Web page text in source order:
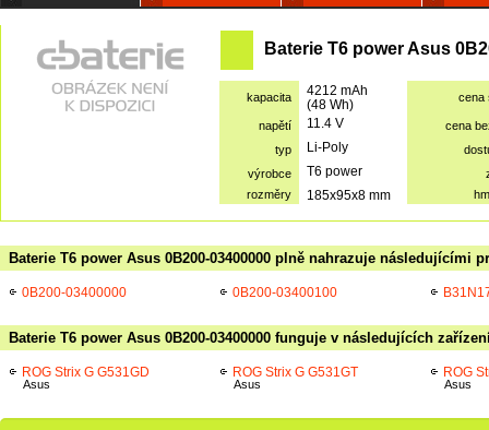
Baterie T6 power Asus
kapacita
4212 mAh
(48 Wh)
cena
napětí 11.4 V
cena
typ
Li-Poly
výrobce
T6 power
rozměry
185x95x8 mm
Baterie T6 power Asus 0B200-03400000 plně nahrazuje následujícími
0B200-03400000 0B200-03400100
Baterie T6 power Asus 0B200-03400000 funguje v následujících
ROG Strix G G531GD
Asus
ROG Strix G G531GT
Asus
ROG
Asus